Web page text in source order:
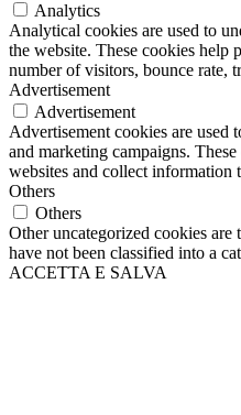
Analytics
Analytical cookies are used to
the website. These cookies help
number of visitors, bounce rate,
Advertisement
Advertisement
Advertisement cookies are used
and marketing campaigns.
websites and collect information
Others
Others
Other uncategorized cookies are
have not been classified into a
ACCETTA E SALVA